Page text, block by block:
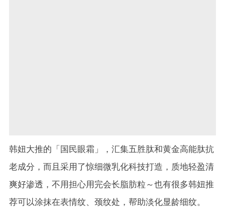
韩妞大推的「国民眼霜」，汇集五胜肽和黄金高能肽抗
老成分，而且采用了惊细微乳化科技打造，质地轻盈清
爽好渗透，不用担心用完会长脂肪粒～也有很多韩妞推
荐可以涂抹在表情纹、颈纹处，帮助淡化显龄细纹。